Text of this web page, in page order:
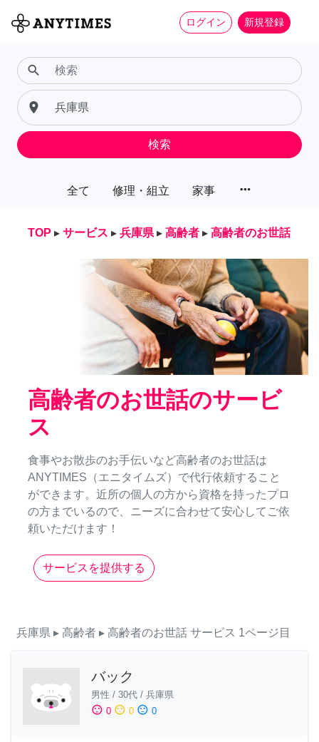
ログイン 新規登録
全て 修理・組立 家事 more_horiz
search
place
検索
TOP ▸ サービス ▸ 兵庫県 ▸ 高齢者 ▸ 高齢者のお世話
高齢者のお世話のサービ
ス
食事やお散歩のお手伝いなど高齢者のお世話は
ANYTIMES（エニタイムズ）で代行依頼すること
ができます。近所の個人の方から資格を持ったプロ
の方までいるので、ニーズに合わせて安心してご依
頼いただけます！
サービスを提供する
兵庫県 ▸ 高齢者 ▸ 高齢者のお世話 サービス 1ページ目
バック
男性 / 30代 / 兵庫県
sentiment_satisfied 0 sentiment_neutral 0 sentiment_dissatisfied 0